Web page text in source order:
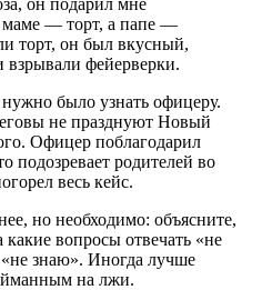
маме — торт, а папе —
торт, он был вкусный,
фейерверки.
было узнать офицеру.
не празднуют Новый
Офицер поблагодарил
подозревает родителей во
весь кейс.
но необходимо: объясните,
вопросы отвечать «не
знаю». Иногда лучше
на лжи.